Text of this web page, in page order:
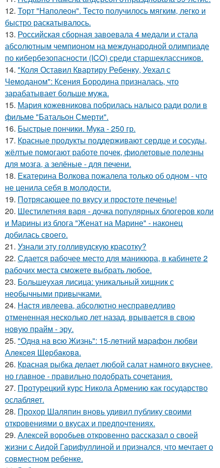
12. Торт "Наполеон". Тесто получилось мягким, легко и
быстро раскатывалось.
13. Российская сборная завоевала 4 медали и стала
абсолютным чемпионом на международной олимпиаде
по кибербезопасности (ICO) среди старшеклассников.
14. "Коля Оставил Квартиру Ребенку, Уехал с
Чемоданом": Ксения Бородина призналась, что
зарабатывает больше мужа.
15. Мария кожевникова побрилась налысо ради роли в
фильме "Батальон Смерти".
16. Быстрые пончики. Мука - 250 гр.
17. Красные продукты поддерживают сердце и сосуды,
жёлтые помогают работе почек, фиолетовые полезны
для мозга, а зелёные - для печени.
18. Екатерина Волкова пожалела только об одном - что
не ценила себя в молодости.
19. Потрясающее по вкусу и простоте печенье!
20. Шестилетняя варя - дочка популярных блогеров коли
и Марины из блога "Женат на Марине" - наконец
добилась своего.
21. Узнали эту голливудскую красотку?
22. Сдается рабочее место для маникюра, в кабинете 2
рабочих места сможете выбрать любое.
23. Большеухая лисица: уникальный хищник с
необычными привычками.
24. Настя ивлеева, абсолютно несправедливо
отмененная несколько лет назад, врывается в свою
новую прайм - эру.
25. "Однa нa вcю Жизнь": 15-лeтний мapaфoн любви
Алeкceя Щepбaкoвa.
26. Красная рыбка делает любой салат намного вкуснее,
но главное - правильно подобрать сочетания.
27. Протурецкий курс Никола Армению как государство
ослабляет.
28. Прохор Шаляпин вновь удивил публику своими
откровениями о вкусах и предпочтениях.
29. Алексей воробьев откровенно рассказал о своей
жизни с Аидой Гарифуллиной и признался, что мечтает о
совместном ребенке.